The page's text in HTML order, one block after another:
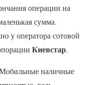
операции на
сумма.
у оператора сотовой
Киевстар.
наличные